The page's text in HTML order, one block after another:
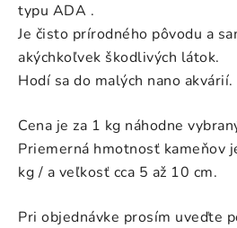
typu ADA .
Je čisto prírodného pôvodu a
akýchkoľvek škodlivých látok.
Hodí sa do malých nano akvárií.
Cena je za 1 kg náhodne
Priemerná hmotnosť kameňov
kg / a veľkosť cca 5 až 10 cm.
Pri objednávke prosím uveďte